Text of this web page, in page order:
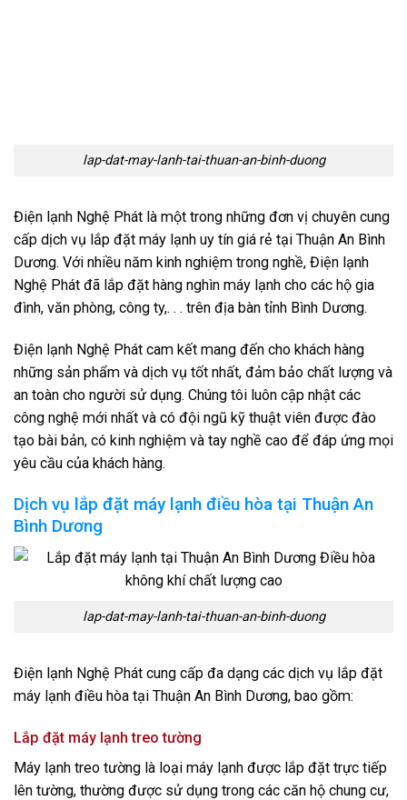
lap-dat-may-lanh-tai-thuan-an-binh-duong
Điện lạnh Nghệ Phát là một trong những đơn vị chuyên cung
cấp dịch vụ lắp đặt máy lạnh uy tín giá rẻ tại Thuận An Bình
Dương. Với nhiều năm kinh nghiệm trong nghề, Điện lạnh
Nghệ Phát đã lắp đặt hàng nghìn máy lạnh cho các hộ gia
đình, văn phòng, công ty,. . . trên địa bàn tỉnh Bình Dương.
Điện lạnh Nghệ Phát cam kết mang đến cho khách hàng
những sản phẩm và dịch vụ tốt nhất, đảm bảo chất lượng và
an toàn cho người sử dụng. Chúng tôi luôn cập nhật các
công nghệ mới nhất và có đội ngũ kỹ thuật viên được đào
tạo bài bản, có kinh nghiệm và tay nghề cao để đáp ứng mọi
yêu cầu của khách hàng.
Dịch vụ lắp đặt máy lạnh điều hòa tại Thuận An
Bình Dương
lap-dat-may-lanh-tai-thuan-an-binh-duong
Điện lạnh Nghệ Phát cung cấp đa dạng các dịch vụ lắp đặt
máy lạnh điều hòa tại Thuận An Bình Dương, bao gồm:
Lắp đặt máy lạnh treo tường
Máy lạnh treo tường là loại máy lạnh được lắp đặt trực tiếp
lên tường, thường được sử dụng trong các căn hộ chung cư,